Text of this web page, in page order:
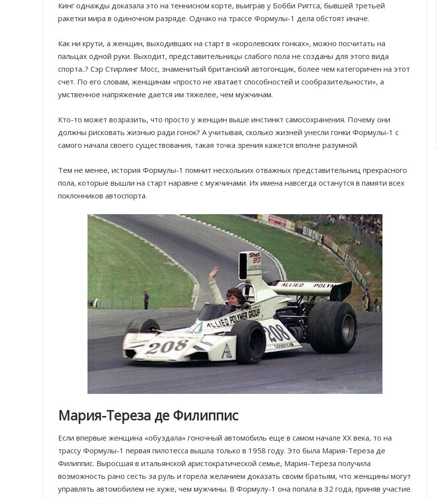
Кинг однажды доказала это на теннисном корте, выиграв у Бобби Риггса, бывшей третьей
ракетки мира в одиночном разряде. Однако на трассе Формулы-1 дела обстоят иначе.
Как ни крути, а женщин, выходивших на старт в «королевских гонках», можно посчитать на
пальцах одной руки. Выходит, представительницы слабого пола не созданы для этого вида
спорта..? Сэр Стирлинг Мосс, знаменитый британский автогонщик, более чем категоричен на этот
счет. По его словам, женщинам «просто не хватает способностей и сообразительности», а
умственное напряжение дается им тяжелее, чем мужчинам.
Кто-то может возразить, что просто у женщин выше инстинкт самосохранения. Почему они
должны рисковать жизнью ради гонок? А учитывая, сколько жизней унесли гонки Формулы-1 с
самого начала своего существования, такая точка зрения кажется вполне разумной.
Тем не менее, история Формулы-1 помнит нескольких отважных представительниц прекрасного
пола, которые вышли на старт наравне с мужчинами. Их имена навсегда останутся в памяти всех
поклонников автоспорта.
Мария-Тереза де Филиппис
Если впервые женщина «обуздала» гоночный автомобиль еще в самом начале XX века, то на
трассу Формулы-1 первая пилотесса вышла только в 1958 году. Это была Мария-Тереза де
Филиппис. Выросшая в итальянской аристократической семье, Мария-Тереза получила
возможность рано сесть за руль и горела желанием доказать своим братьям, что женщины могут
управлять автомобилем не хуже, чем мужчины. В Формулу-1 она попала в 32 года, приняв участие